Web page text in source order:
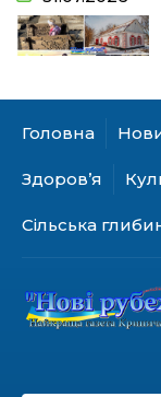
28.07.2026
Головна
Здоров’я
Сільська